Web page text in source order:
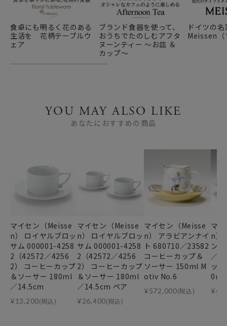
食卓にも明るく花のある
生活を 花柄テーブルウ
ェア
ブランド食器を使って、
おうちでたのしむアフタ
ヌーンティー ～お皿 ＆
カップ～
ドイツの名
Meissen（
YOU MAY ALSO LIKE
あなたにおすすめの商品
マイセン（Meisse
n） ロイヤルブロッ
サム 000001-4258
2（42572／4256
2） コーヒーカップ
＆ソーサー 180ml
／14.5cm
¥13,200(税込)
マイセン（Meisse
n） ロイヤルブロッ
サム 000001-4258
2（42572／4256
2） コーヒーカップ
＆ソーサー 180ml
／14.5cm ペア
¥26,400(税込)
マイセン（Meisse
n） アラビアンナイ
ト 680710／23582
コーヒーカップ＆
ソーサー 150ml M
otiv No.6
¥572,000(税込)
マ
n）
ン
／
ッ
0ml
¥